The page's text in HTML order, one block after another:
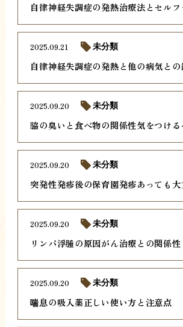
自律神経失調症の発熱治療法とセルフ
自律神経失調症の発熱と他の病気との
2025.09.21 未分類
脇の臭いと食べ物の関係性気をつけ
2025.09.20 未分類
突発性発疹後の保育園発疹あっても大
2025.09.20 未分類
リンパ浮腫の原因がん治療との関係性
2025.09.20 未分類
喘息の吸入薬正しい使い方と注意点
2025.09.20 未分類